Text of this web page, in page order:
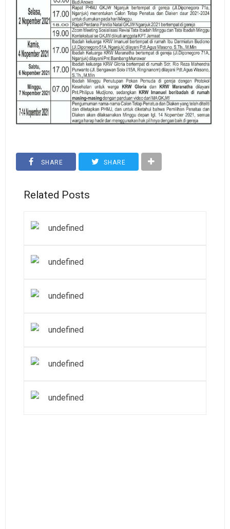
SHARE SHARE
Related Posts
undefined
undefined
undefined
undefined
undefined
undefined